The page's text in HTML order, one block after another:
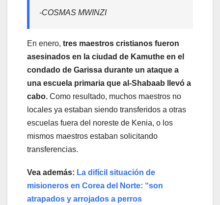
-COSMAS MWINZI
En enero, tres maestros cristianos fueron
asesinados en la ciudad de Kamuthe en el
condado de Garissa durante un ataque a
una escuela primaria que al-Shabaab llevó a
cabo. Como resultado, muchos maestros no
locales ya estaban siendo transferidos a otras
escuelas fuera del noreste de Kenia, o los
mismos maestros estaban solicitando
transferencias.
Vea además: La difícil situación de
misioneros en Corea del Norte: “son
atrapados y arrojados a perros